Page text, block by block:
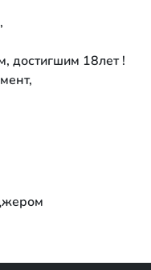
достигшим 18лет !